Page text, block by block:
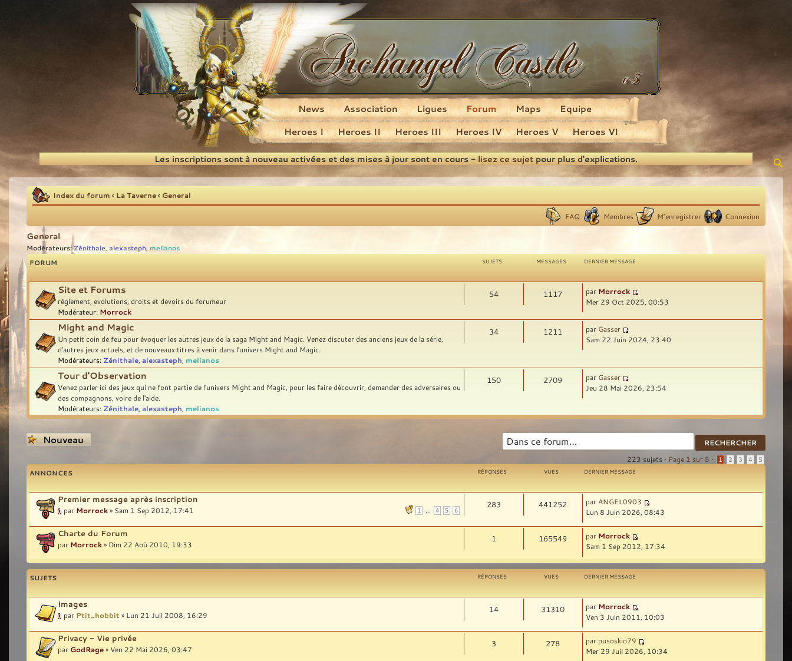
Recherche
Heroes I Heroes II Heroes III Heroes IV Heroes V Heroes VI
News Association Ligues Forum Maps Equipe
Les inscriptions sont à nouveau activées et des mises à jour sont en cours -lisez ce sujetpour plus d'explications.
Index du forum ‹ La Taverne‹ General
FAQ Membres M’enregistrer Connexion
General
Modérateurs: Zénithale, alexasteph, melianos
FORUM
SUJETS MESSAGES DERNIER MESSAGE
Site et Forums
réglement, evolutions, droits et devoirs du forumeur
Modérateur: Morrock
54 1117 par Morrock
Mer 29 Oct 2025, 00:53
Might and Magic
Un petit coin de feu pour évoquer les autres jeux de la saga Might and Magic. Venez discuter des anciens jeux de la série,
d'autres jeux actuels, et de nouveaux titres à venir dans l'univers Might and Magic.
Modérateurs: Zénithale alexasteph melianos
34 1211 par Gasser
Sam 22 Juin 2024, 23:40
Tour d'Observation
Venez parler ici des jeux qui ne font partie de l'univers Might and Magic, pour les faire découvrir, demander des adversaires ou
des compagnons, voire de l'aide.
Modérateurs: Zénithale alexasteph melianos
150 2709 par Gasser
Jeu 28 Mai 2026, 23:54
Écrire un nouveau
sujet
223 sujets • Page 1 sur 5 • 1 2 3 4 5
ANNONCES RÉPONSES VUES DERNIER MESSAGE
Premier message après inscription
1 ... 4 5 6
par Morrock» Sam 1 Sep 2012, 17:41
283 441252 par ANGEL0903
Lun 8 Juin 2026, 08:43
Charte du Forum
par Morrock» Dim 22 Aoû 2010, 19:33
1 165549 par Morrock
Sam 1 Sep 2012, 17:34
SUJETS RÉPONSES VUES DERNIER MESSAGE
Images
par Ptit_hobbit » Lun 21 Juil 2008, 16:29
14 31310 par Morrock
Ven 3 Juin 2011, 10:03
Privacy - Vie privée
par GodRage» Ven 22 Mai 2026, 03:47
3 278 par pusoskio79
Mer 29 Juil 2026, 10:34